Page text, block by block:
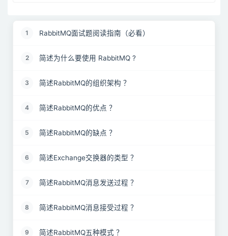
1 RabbitMQ面试题阅读指南（必看）
2 简述为什么要使用 RabbitMQ ?
3 简述RabbitMQ的组织架构 ？
4 简述RabbitMQ的优点 ？
5 简述RabbitMQ的缺点 ？
6 简述Exchange交换器的类型 ？
7 简述RabbitMQ消息发送过程 ？
8 简述RabbitMQ消息接受过程 ？
9 简述RabbitMQ五种模式 ？